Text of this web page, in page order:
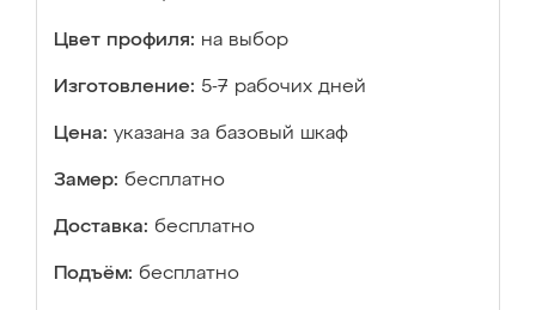
Цвет профиля: на выбор
Изготовление: 5-7 рабочих дней
Цена: указана за базовый шкаф
Замер: бесплатно
Доставка: бесплатно
Подъём: бесплатно